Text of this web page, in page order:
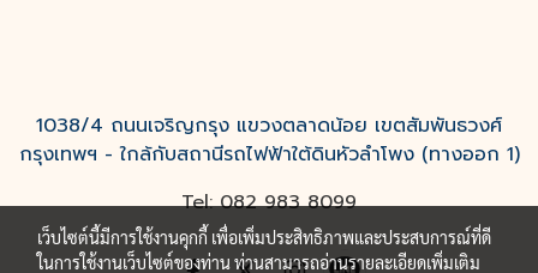
1038/4 ถนนเจริญกรุง แขวงตลาดน้อย เขตสัมพันธวงศ์
กรุงเทพฯ - ใกล้กับสถานีรถไฟฟ้าใต้ดินหัวลำโพง (ทางออก 1)
Tel: 082 983 8099
เว็บไซต์นี้มีการใช้งานคุกกี้ เพื่อเพิ่มประสิทธิภาพและประสบการณ์ที่ดี
ในการใช้งานเว็บไซต์ของท่าน ท่านสามารถอ่านรายละเอียดเพิ่มเติม